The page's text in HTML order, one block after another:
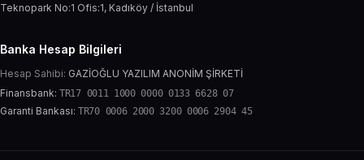
Teknopark No:1 Ofis:1, Kadıköy / İstanbul
Banka Hesap Bilgileri
Hesap Sahibi: GAZİOĞLU YAZILIM ANONİM ŞİRKETİ
Finansbank: TR17 0011 1000 0000 0133 6628 07
Garanti Bankası: TR70 0006 2000 3200 0006 2904 45